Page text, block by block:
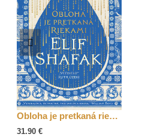
Obloha je pretkaná riekami
31.90 €